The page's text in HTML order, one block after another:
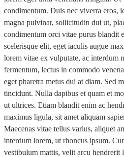
condimentum. Duis nec viverra eros,
magna pulvinar, sollicitudin dui ut,
condimentum orci vitae purus blandit
scelerisque elit, eget iaculis augue
lorem vitae ex vulputate, ac interdum
fermentum, lectus in commodo
eget pharetra metus dui at diam. Sed
tincidunt. Nulla dapibus et quam et
ut ultrices. Etiam blandit enim ac
maximus ligula, sit amet aliquam
Maecenas vitae tellus varius, aliquet
interdum lorem, ut rhoncus ipsum.
vestibulum mattis, velit arcu hendrerit